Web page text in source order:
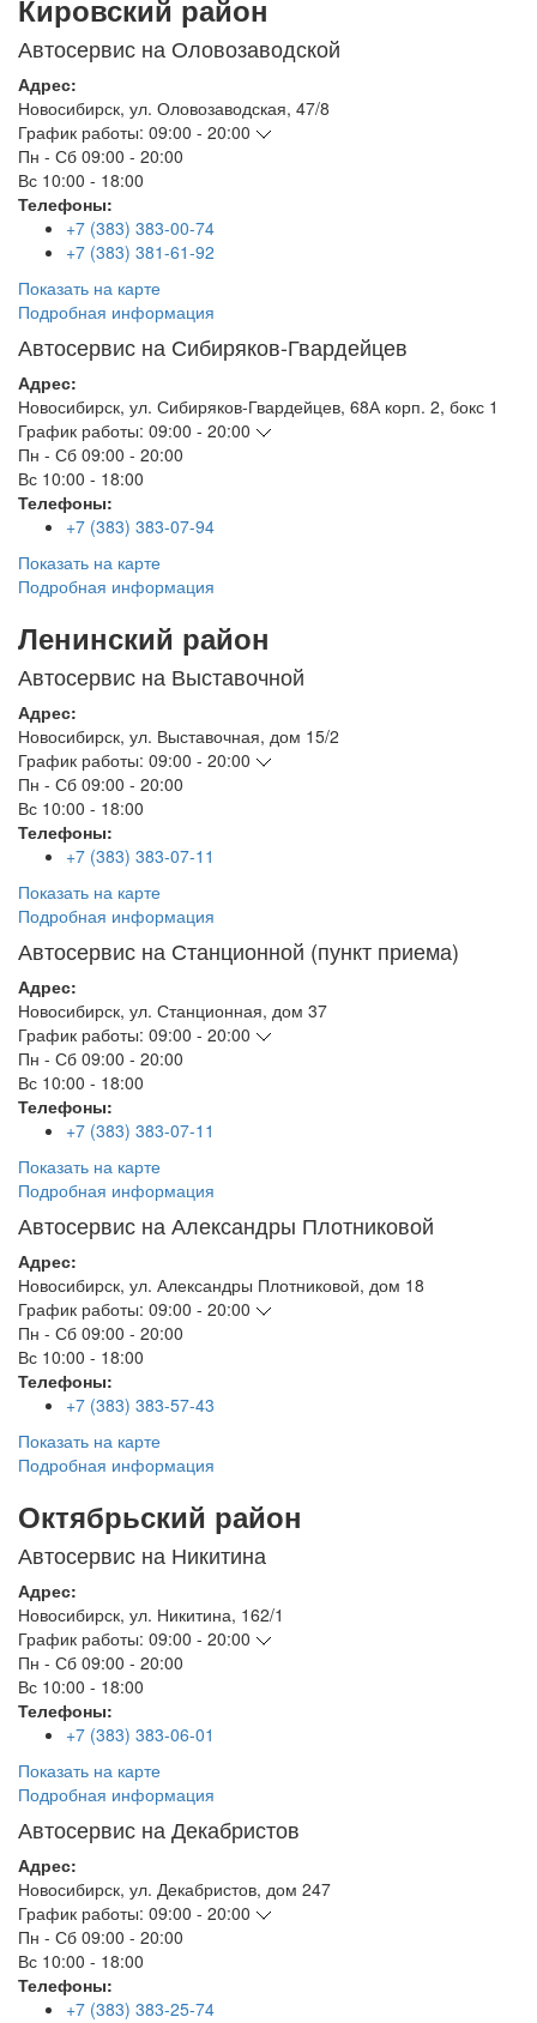
Кировский район
Автосервис на Оловозаводской
Адрес:
Новосибирск, ул. Оловозаводская, 47/8
График работы: 09:00 - 20:00
Пн - Сб 09:00 - 20:00
Вс 10:00 - 18:00
Телефоны:
+7 (383) 383-00-74
+7 (383) 381-61-92
Показать на карте
Подробная информация
Автосервис на Сибиряков-Гвардейцев
Адрес:
Новосибирск, ул. Сибиряков-Гвардейцев, 68А корп. 2, бокс 1
График работы: 09:00 - 20:00
Пн - Сб 09:00 - 20:00
Вс 10:00 - 18:00
Телефоны:
+7 (383) 383-07-94
Показать на карте
Подробная информация
Ленинский район
Автосервис на Выставочной
Адрес:
Новосибирск, ул. Выставочная, дом 15/2
График работы: 09:00 - 20:00
Пн - Сб 09:00 - 20:00
Вс 10:00 - 18:00
Телефоны:
+7 (383) 383-07-11
Показать на карте
Подробная информация
Автосервис на Станционной (пункт приема)
Адрес:
Новосибирск, ул. Станционная, дом 37
График работы: 09:00 - 20:00
Пн - Сб 09:00 - 20:00
Вс 10:00 - 18:00
Телефоны:
+7 (383) 383-07-11
Показать на карте
Подробная информация
Автосервис на Александры Плотниковой
Адрес:
Новосибирск, ул. Александры Плотниковой, дом 18
График работы: 09:00 - 20:00
Пн - Сб 09:00 - 20:00
Вс 10:00 - 18:00
Телефоны:
+7 (383) 383-57-43
Показать на карте
Подробная информация
Октябрьский район
Автосервис на Никитина
Адрес:
Новосибирск, ул. Никитина, 162/1
График работы: 09:00 - 20:00
Пн - Сб 09:00 - 20:00
Вс 10:00 - 18:00
Телефоны:
+7 (383) 383-06-01
Показать на карте
Подробная информация
Автосервис на Декабристов
Адрес:
Новосибирск, ул. Декабристов, дом 247
График работы: 09:00 - 20:00
Пн - Сб 09:00 - 20:00
Вс 10:00 - 18:00
Телефоны:
+7 (383) 383-25-74